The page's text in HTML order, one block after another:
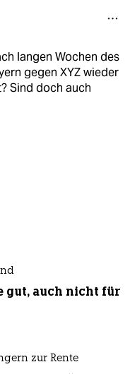
langen Wochen des
gegen XYZ wieder
Sind doch auch
gut, auch nicht für
zur Rente